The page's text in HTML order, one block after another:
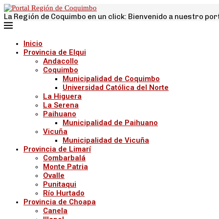
La Región de Coquimbo en un click: Bienvenido a nuestro
Inicio
Provincia de Elqui
Andacollo
Coquimbo
Municipalidad de Coquimbo
Universidad Católica del Norte
La Higuera
La Serena
Paihuano
Municipalidad de Paihuano
Vicuña
Municipalidad de Vicuña
Provincia de Limarí
Combarbalá
Monte Patria
Ovalle
Punitaqui
Río Hurtado
Provincia de Choapa
Canela